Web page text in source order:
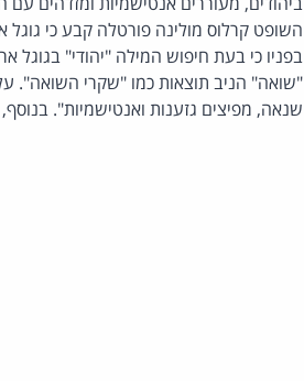
השופט קרלוס מולינה פורטלה קבע כי
בפניו כי בעת חיפוש המילה "יהודי"
"שואה" הניב תוצאות כמו "שקרי השואה".
שנאה, מפיצים גזענות ואנטישמיות".